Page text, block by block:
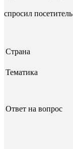
спросил посетитель
Страна
Тематика
Ответ на вопрос